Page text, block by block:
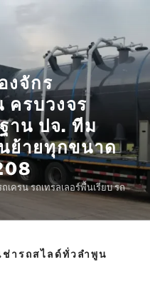
งจักร
ครบวงจร
าน ปจ. ทีม
ย้ายทุกขนาด
ครน รถเทรลเลอร์พื้นเรียบ รถ
ช่ารถสไลด์ทั่วลำพูน